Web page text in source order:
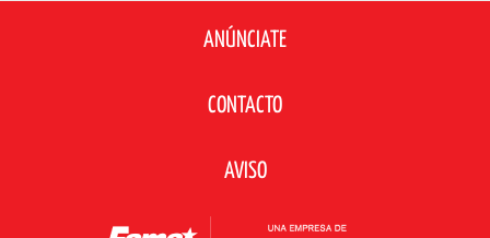
ANÚNCIATE
CONTACTO
AVISO